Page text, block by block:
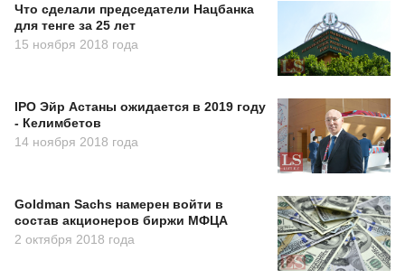
Что сделали председатели Нацбанка
для тенге за 25 лет
15 ноября 2018 года
IPO Эйр Астаны ожидается в 2019 году
- Келимбетов
14 ноября 2018 года
Goldman Sachs намерен войти в
состав акционеров биржи МФЦА
2 октября 2018 года